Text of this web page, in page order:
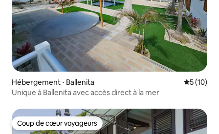
Hébergement ⋅ Ballenita
5 (10)
Unique à Ballenita avec accès direct à la mer
Coup de cœur voyageurs
Coup de cœur voyageurs